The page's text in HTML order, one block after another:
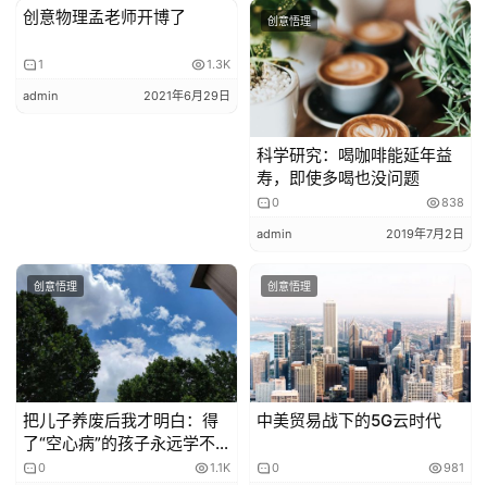
剑玉，是日本的一个传统游戏，看似简单，但实际难度极
高，在日本是一种知名的竞技比赛。
节目组请来了超级大神，日本剑玉协会会长，水平达到了剑
玉十段，玩了一辈子剑玉，炉火纯青。
他向全国人民展示了剑玉的最强奥义，用1毫米的剑针插入
到2毫米的剑洞，需要惊人的准确性才能操作成功。
不熟悉剑玉的中国人，不会知道这东西的难度有多大。
但日本国内给这个大招起了一个称号，叫“幻之剑玉”！
剑玉协会会长深吸一口气，抛球，稳稳停住，止剑成功，周
围的人纷纷鼓掌庆祝。
创意悟理
创意物理孟老师开博了
1 1.3K
admin 2021年6月29日
创意悟理
科学研究：喝咖啡能延年益
寿，即使多喝也没问题
0 838
admin 2019年7月2日
创意悟理
把儿子养废后我才明白：得
了“空心病”的孩子永远学不
会努力
0 1.1K
创意悟理
中美贸易战下的5G云时代
0 981